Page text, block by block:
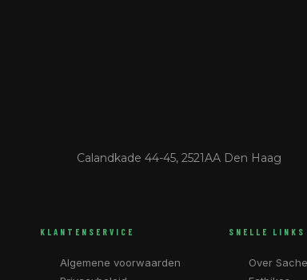
Calandkade 44-45, 2521AA Den Haag
KLANTENSERVICE
Algemene voorwaarden
SNELLE LINKS
Over Sache